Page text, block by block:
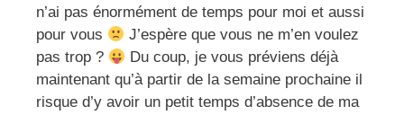
n’ai pas énormément de temps pour moi et aussi
pour vous
J’espère que vous ne m’en voulez
pas trop ?
Du coup, je vous préviens déjà
maintenant qu’à partir de la semaine prochaine il
risque d’y avoir un petit temps d’absence de ma